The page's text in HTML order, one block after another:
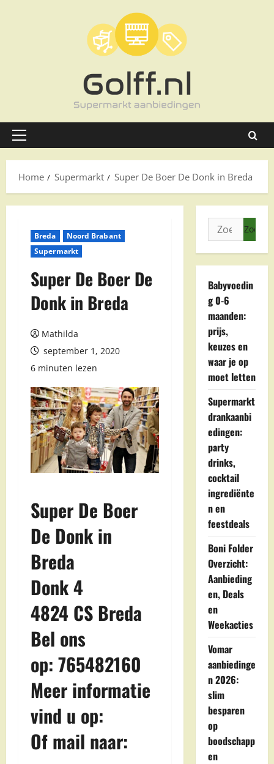
Primair
Home
Supermarkt Super De Boer De Donk in Breda
Breda
Noord Brabant
Supermarkt
Super De Boer De
Donk in Breda
Mathilda
september 1, 2020
6 minuten lezen
Super De Boer
De Donk in
Breda
Donk 4
4824 CS Breda
Bel ons
op: 765482160
Meer informatie
vind u op:
Of mail naar:
Zoeken
naar:
Babyvoedin
g 0-6
maanden:
prijs,
keuzes en
waar je op
moet letten
Supermarkt
drankaanbi
edingen:
party
drinks,
cocktail
ingrediënte
n en
feestdeals
Boni Folder
Overzicht:
Aanbieding
en, Deals
en
Weekacties
Vomar
aanbiedinge
n 2026:
slim
besparen
op
boodschapp
en